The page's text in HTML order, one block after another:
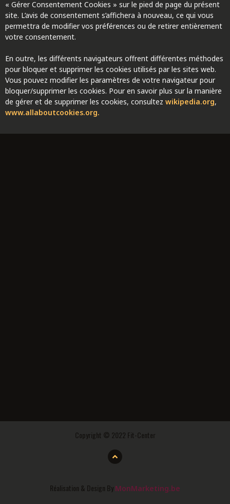
« Gérer Consentement Cookies » sur le pied de page du présent
site. L’avis de consentement s’affichera à nouveau, ce qui vous
permettra de modifier vos préférences ou de retirer entièrement
votre consentement.
En outre, les différents navigateurs offrent différentes méthodes
pour bloquer et supprimer les cookies utilisés par les sites web.
Vous pouvez modifier les paramètres de votre navigateur pour
bloquer/supprimer les cookies. Pour en savoir plus sur la manière
de gérer et de supprimer les cookies, consultez wikipedia.org,
www.allaboutcookies.org.
Copyright © 2022 Fit-Center
Réalisation & Design By MonMarketing.be